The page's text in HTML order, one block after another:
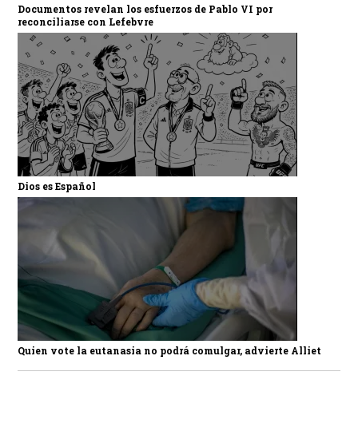
Documentos revelan los esfuerzos de Pablo VI por
reconciliarse con Lefebvre
Dios es Español
Quien vote la eutanasia no podrá comulgar, advierte Alliet